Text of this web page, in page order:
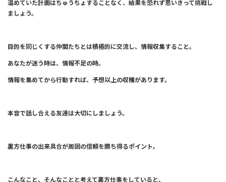
温めていた計画はちゅうちょすることなく、結果を恐れず思いきって挑戦し
ましょう。
目的を同じくする仲間たちとは積極的に交流し、情報収集すること。
あなたが迷う時は、情報不足の時。
情報を集めてから行動すれば、予想以上の収穫があります。
本音で話し合える友達は大切にしましょう。
裏方仕事の出来具合が周囲の信頼を勝ち得るポイント。
こんなこと、そんなことと考えて裏方仕事をしていると、